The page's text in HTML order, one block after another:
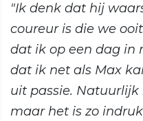
"Ik denk dat hij
coureur is die we
dat ik op een dag in
dat ik net als Max
uit passie. Natuurlijk
maar het is zo